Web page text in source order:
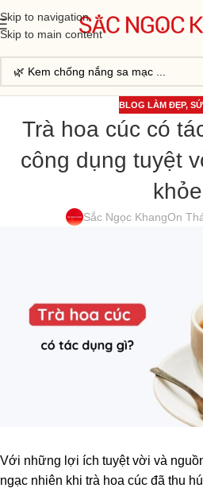
Skip to navigation
Skip to main content
BLOG LÀM ĐẸP,
Trà hoa cúc có
công dụng tuyệt
khỏe
Sắc Ngọc KhangOn
Với những lợi ích tuyệt vời và
ngạc nhiên khi trà hoa cúc đã thu